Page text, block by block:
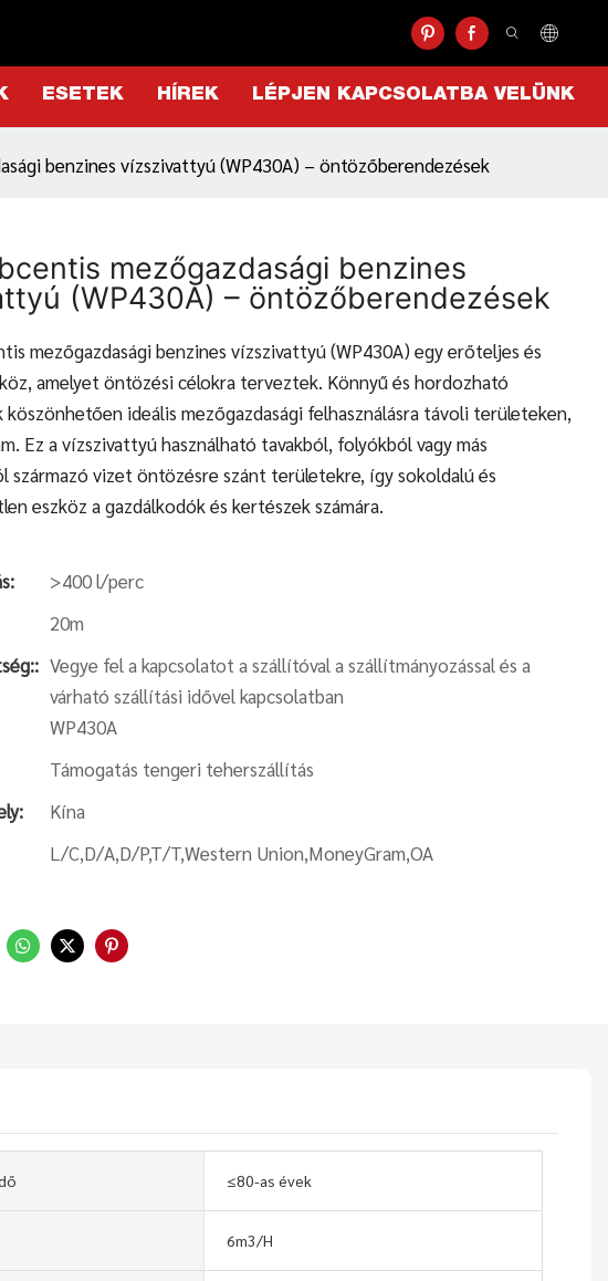
ESETEK HÍREK LÉPJEN KAPCSOLATBA VELÜNK
benzines vízszivattyú (WP430A) – öntözőberendezések
mezőgazdasági benzines
(WP430A) – öntözőberendezések
mezőgazdasági benzines vízszivattyú (WP430A) egy erőteljes és
amelyet öntözési célokra terveztek. Könnyű és hordozható
köszönhetően ideális mezőgazdasági felhasználásra távoli területeken,
Ez a vízszivattyú használható tavakból, folyókból vagy más
származó vizet öntözésre szánt területekre, így sokoldalú és
eszköz a gazdálkodók és kertészek számára.
>400 l/perc
20m
Vegye fel a kapcsolatot a szállítóval a szállítmányozással és a
várható szállítási idővel kapcsolatban
WP430A
Támogatás tengeri teherszállítás
Kína
L/C,D/A,D/P,T/T,Western Union,MoneyGram,OA
≤80-as évek
6m3/H